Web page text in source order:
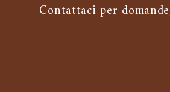
Contattaci per